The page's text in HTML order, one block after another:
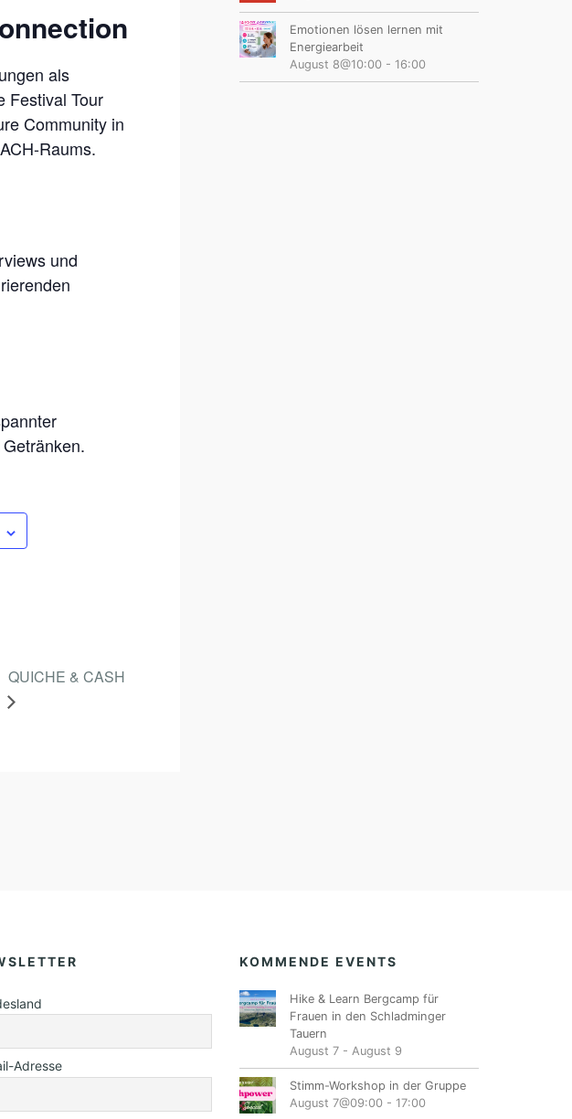
als
Festival Tour
Community in
Raums.
und
QUICHE & CASH
Emotionen lösen lernen mit
Energiearbeit
August 8@10:00- 16:00
Adresse
KOMMENDE EVENTS
Hike & Learn Bergcamp für
Frauen in den Schladminger
Tauern
August 7- August 9
Stimm-Workshop in der Gruppe
August 7@09:00- 17:00